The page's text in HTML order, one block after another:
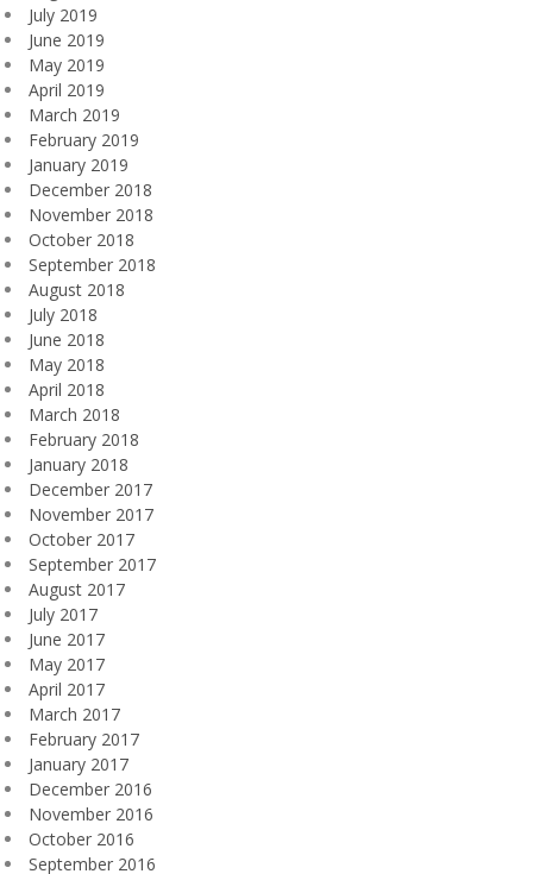
July 2019
June 2019
May 2019
April 2019
March 2019
February 2019
January 2019
December 2018
November 2018
October 2018
September 2018
August 2018
July 2018
June 2018
May 2018
April 2018
March 2018
February 2018
January 2018
December 2017
November 2017
October 2017
September 2017
August 2017
July 2017
June 2017
May 2017
April 2017
March 2017
February 2017
January 2017
December 2016
November 2016
October 2016
September 2016